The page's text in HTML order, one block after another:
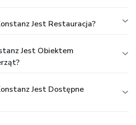
Jest Restauracja?
Jest Obiektem
Jest Dostępne